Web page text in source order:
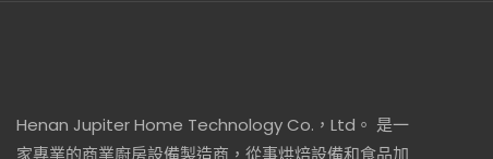
Henan Jupiter Home Technology Co.，Ltd。 是一
家專業的商業廚房設備製造商，從事烘焙設備和食品加